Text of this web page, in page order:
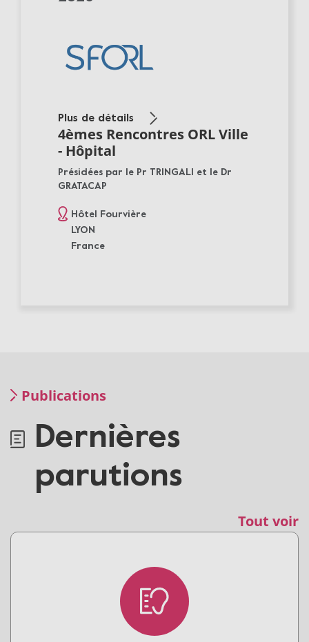
Plus de détails
4èmes Rencontres ORL Ville
- Hôpital
Présidées par le Pr TRINGALI et le Dr
GRATACAP
Hôtel Fourvière
LYON
France
Publications
Dernières
parutions
Tout voir